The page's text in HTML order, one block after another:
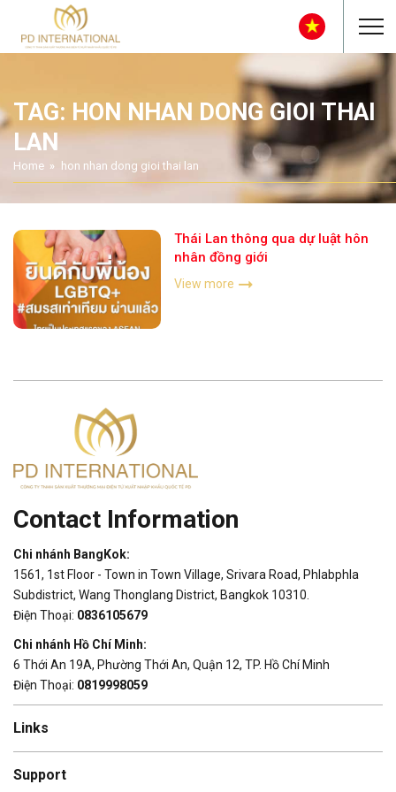
TAG: HON NHAN DONG GIOI THAI
LAN
Home hon nhan dong gioi thai lan
Thái Lan thông qua dự luật hôn
nhân đồng giới
View more
Contact Information
Chi nhánh BangKok:
1561, 1st Floor - Town in Town Village, Srivara Road, Phlabphla
Subdistrict, Wang Thonglang District, Bangkok 10310.
Điện Thoại: 0836105679
Chi nhánh Hồ Chí Minh:
6 Thới An 19A, Phường Thới An, Quận 12, TP. Hồ Chí Minh
Điện Thoại: 0819998059
Links
Support